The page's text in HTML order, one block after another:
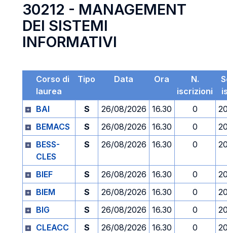
30212 - MANAGEMENT
DEI SISTEMI
INFORMATIVI
Corso di
laurea
Tipo Data Ora
N.
iscrizioni
BAI
S 26/08/2026 16.30 0
BEMACS
S 26/08/2026 16.30 0
BESS-
CLES
S 26/08/2026 16.30 0
BIEF S 26/08/2026 16.30 0
BIEM
S 26/08/2026 16.30 0
BIG
S 26/08/2026 16.30 0
CLEACC
S 26/08/2026 16.30 0